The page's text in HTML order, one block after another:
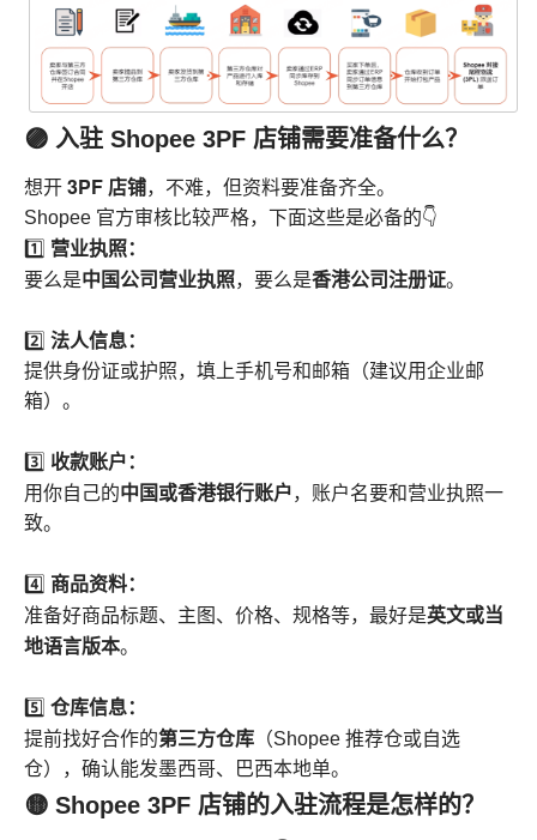
🟣 入驻 Shopee 3PF 店铺需要准备什么？
想开 3PF 店铺，不难，但资料要准备齐全。
Shopee 官方审核比较严格，下面这些是必备的👇
1️⃣ 营业执照：
要么是中国公司营业执照，要么是香港公司注册证。
2️⃣ 法人信息：
提供身份证或护照，填上手机号和邮箱（建议用企业邮
箱）。
3️⃣ 收款账户：
用你自己的中国或香港银行账户，账户名要和营业执照一
致。
4️⃣ 商品资料：
准备好商品标题、主图、价格、规格等，最好是英文或当
地语言版本。
5️⃣ 仓库信息：
提前找好合作的第三方仓库 （Shopee 推荐仓或自选
仓），确认能发墨西哥、巴西本地单。
🟡 Shopee 3PF 店铺的入驻流程是怎样的？